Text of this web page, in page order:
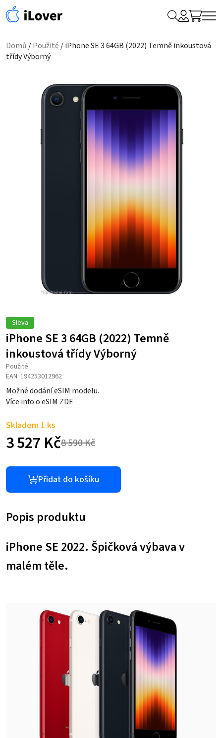
Hledat
My
Account
Domů /Použité / iPhone SE 3 64GB (2022) Temně inkoustová
třídy Výborný
Sleva
iPhone SE 3 64GB (2022) Temně
inkoustová třídy Výborný
Použité
EAN: 194253012962
Možné dodání eSIM modelu.
Více info o eSIM ZDE
Skladem 1 ks
8 590Kč
Původní
cena
byla:
8
590 Kč.
3 527 Kč
Aktuální
cena
je:
3
527 Kč.
Přidat do košíku
Popis produktu
iPhone SE 2022. Špičková výbava v
malém těle.